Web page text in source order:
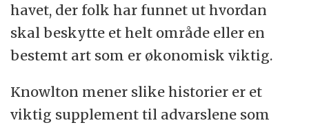
havet, der folk har funnet ut hvordan
skal beskytte et helt område eller en
bestemt art som er økonomisk viktig.
Knowlton mener slike historier er et
viktig supplement til advarslene som